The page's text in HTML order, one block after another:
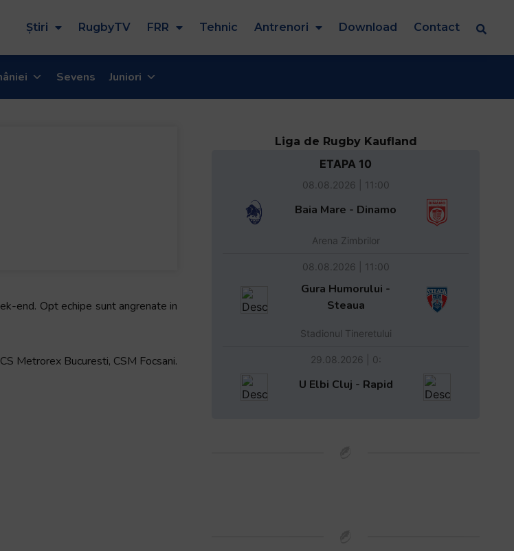
Știri RugbyTV FRR Tehnic Antrenori Download Contact
Sevens Juniori
end. Opt echipe sunt angrenate in
Metrorex Bucuresti, CSM Focsani.
Liga de Rugby Kaufland
ETAPA 10
08.08.2026 | 11:00
Baia Mare - Dinamo
Arena Zimbrilor
08.08.2026 | 11:00
Gura Humorului -
Steaua
Stadionul Tineretului
29.08.2026 | 0:
U Elbi Cluj - Rapid